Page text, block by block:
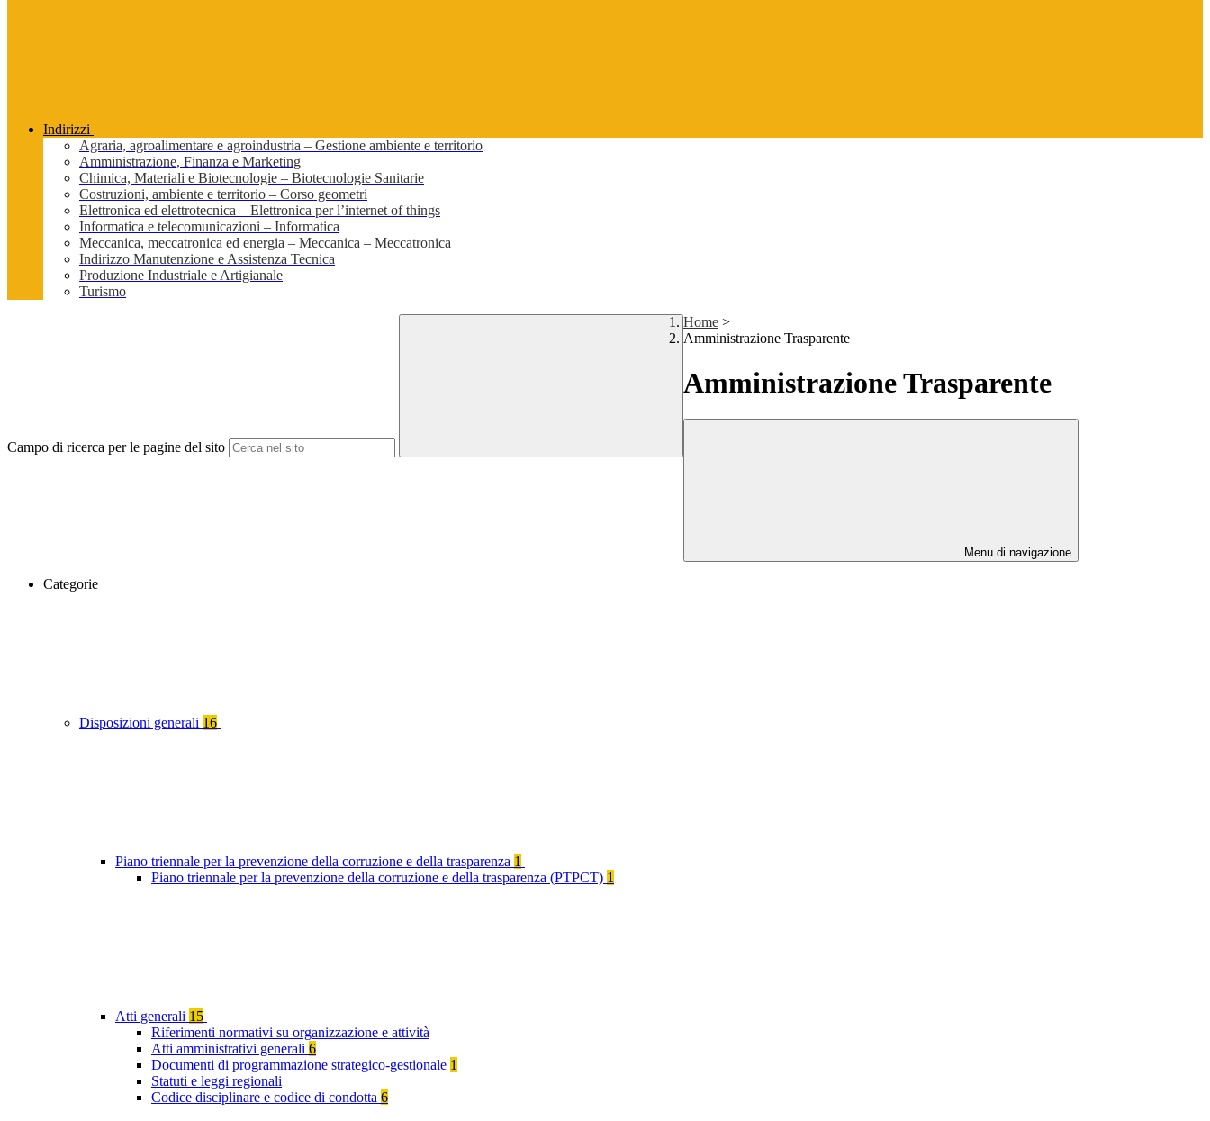
Indirizzi
Agraria, agroalimentare e agroindustria – Gestione ambiente e territorio
Amministrazione, Finanza e Marketing
Chimica, Materiali e Biotecnologie – Biotecnologie Sanitarie
Costruzioni, ambiente e territorio – Corso geometri
Elettronica ed elettrotecnica – Elettronica per l’internet of things
Informatica e telecomunicazioni – Informatica
Meccanica, meccatronica ed energia – Meccanica – Meccatronica
Indirizzo Manutenzione e Assistenza Tecnica
Produzione Industriale e Artigianale
Turismo
Campo di ricerca per le pagine del sito
Home >
Amministrazione Trasparente
Amministrazione Trasparente
Menu di navigazione
Categorie
Disposizioni generali 16
Piano triennale per la prevenzione della corruzione e della trasparenza 1
Piano triennale per la prevenzione della corruzione e della trasparenza (PTPCT) 1
Atti generali 15
Riferimenti normativi su organizzazione e attività
Atti amministrativi generali 6
Documenti di programmazione strategico-gestionale 1
Statuti e leggi regionali
Codice disciplinare e codice di condotta 6